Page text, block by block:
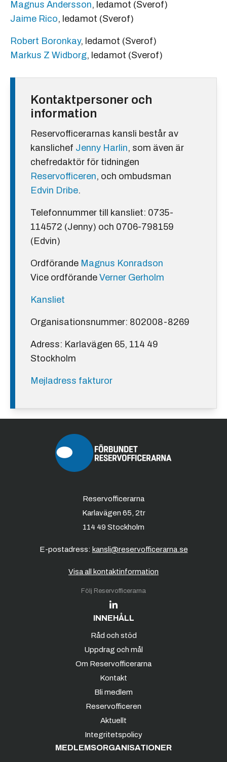
Magnus Andersson, ledamot (Sverof)
Jaime Rico, ledamot (Sverof)
Robert Boronkay, ledamot (Sverof)
Markus Z Widborg, ledamot (Sverof)
Kontaktpersoner och
information
Reservofficerarnas kansli består av
kanslichef Jenny Harlin, som även är
chefredaktör för tidningen
Reservofficeren, och ombudsman
Edvin Dribe.
Telefonnummer till kansliet: 0735-
114572 (Jenny) och 0706-798159
(Edvin)
Ordförande Magnus Konradson
Vice ordförande Verner Gerholm
Kansliet
Organisationsnummer: 802008-8269
Adress: Karlavägen 65, 114 49
Stockholm
Mejladress fakturor
Reservofficerarna
Karlavägen 65, 2tr
114 49 Stockholm
E-postadress: kansli@reservofficerarna.se
Visa all kontaktinformation
Följ Reservofficerarna
INNEHÅLL
Råd och stöd
Uppdrag och mål
Om Reservofficerarna
Kontakt
Bli medlem
Reservofficeren
Aktuellt
Integritetspolicy
MEDLEMSORGANISATIONER